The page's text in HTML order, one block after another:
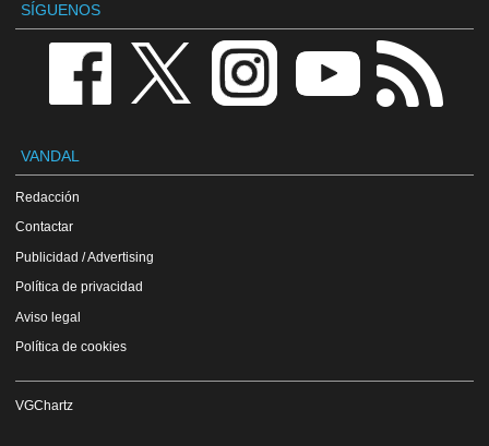
SÍGUENOS
VANDAL
Redacción
Contactar
Publicidad / Advertising
Política de privacidad
Aviso legal
Política de cookies
VGChartz